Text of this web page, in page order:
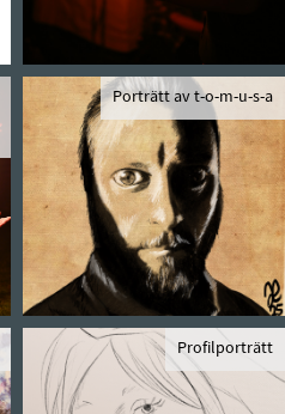
Porträtt av t-o-m-u-s-a
Profilporträtt